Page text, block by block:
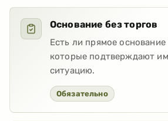
Основание без торгов
Есть ли прямое
которые подтверждают
ситуацию.
Обязательно